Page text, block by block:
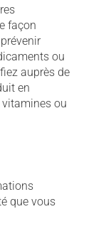
façon
ou
auprès de
en
ou
que vous